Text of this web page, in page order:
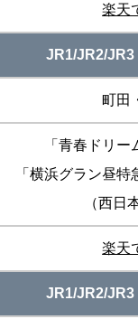
楽天
JR1/JR2/JR3
町田
「青春ドリー
「横浜グラン昼特
（西日
楽天
JR1/JR2/JR3